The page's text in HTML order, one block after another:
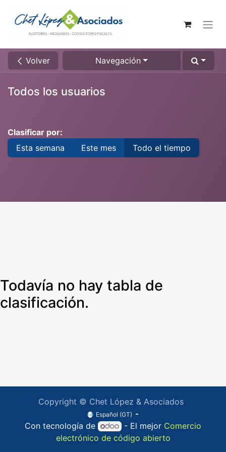
Volver Navegación
Todos los usuarios
Clasificar por:
Esta semana
Este mes Todo el tiempo
Todavía no hay tabla de
clasificación.
Copyright © Chet López & Asociados
Español (GT)
Con tecnología de - El mejor Comercio
electrónico de código abierto